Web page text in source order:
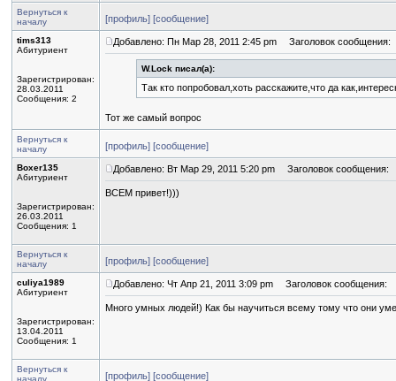
Вернуться к
началу
[профиль] [сообщение]
tims313
Абитуриент
Зарегистрирован:
28.03.2011
Сообщения: 2
Добавлено: Пн Мар 28, 2011 2:45 pm Заголовок сообщения:
W.Lock писал(а):
Так кто попробовал,хоть расскажите,что да
Тот же самый вопрос
Вернуться к
началу
[профиль] [сообщение]
Boxer135
Абитуриент
Зарегистрирован:
26.03.2011
Сообщения: 1
Добавлено: Вт Мар 29, 2011 5:20 pm Заголовок сообщения:
ВСЕМ привет!)))
Вернуться к
началу
[профиль] [сообщение]
culiya1989
Абитуриент
Зарегистрирован:
13.04.2011
Сообщения: 1
Добавлено: Чт Апр 21, 2011 3:09 pm Заголовок сообщения:
Много умных людей!) Как бы научиться всему тому что они
Вернуться к
началу
[профиль] [сообщение]